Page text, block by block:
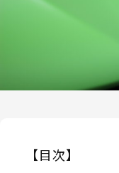
【目次】